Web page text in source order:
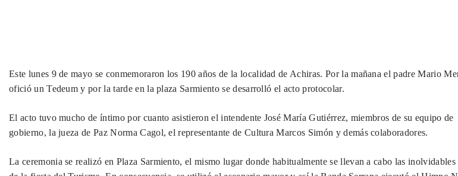
Este lunes 9 de mayo se conmemoraron los 190 años de la localidad de Achiras. Por la mañana el padre Mario
ofició un Tedeum y por la tarde en la plaza Sarmiento se desarrolló el acto protocolar.
El acto tuvo mucho de íntimo por cuanto asistieron el intendente José María Gutiérrez, miembros de su equipo de
gobierno, la jueza de Paz Norma Cagol, el representante de Cultura Marcos Simón y demás colaboradores.
La ceremonia se realizó en Plaza Sarmiento, el mismo lugar donde habitualmente se llevan a cabo las inolvidables